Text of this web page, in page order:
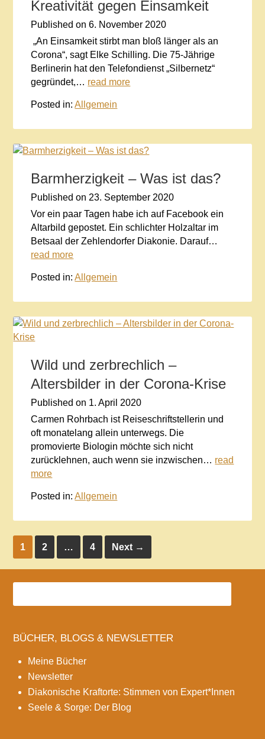
Kreativität gegen Einsamkeit
Published on6. November 2020
„An Einsamkeit stirbt man bloß länger als an
Corona“, sagt Elke Schilling. Die 75-Jährige
Berlinerin hat den Telefondienst „Silbernetz“
gegründet,… read more
Posted in:Allgemein
Barmherzigkeit – Was ist das?
Published on 23. September 2020
Vor ein paar Tagen habe ich auf Facebook ein
Altarbild gepostet. Ein schlichter Holzaltar im
Betsaal der Zehlendorfer Diakonie. Darauf…
read more
Posted in:Allgemein
Wild und zerbrechlich –
Altersbilder in der Corona-Krise
Published on 1. April 2020
Carmen Rohrbach ist Reiseschriftstellerin und
oft monatelang allein unterwegs. Die
promovierte Biologin möchte sich nicht
zurücklehnen, auch wenn sie inzwischen… read
more
Posted in:Allgemein
1 2 … 4 Next →
BÜCHER, BLOGS & NEWSLETTER
Meine Bücher
Newsletter
Diakonische Kraftorte: Stimmen von Expert*Innen
Seele & Sorge: Der Blog